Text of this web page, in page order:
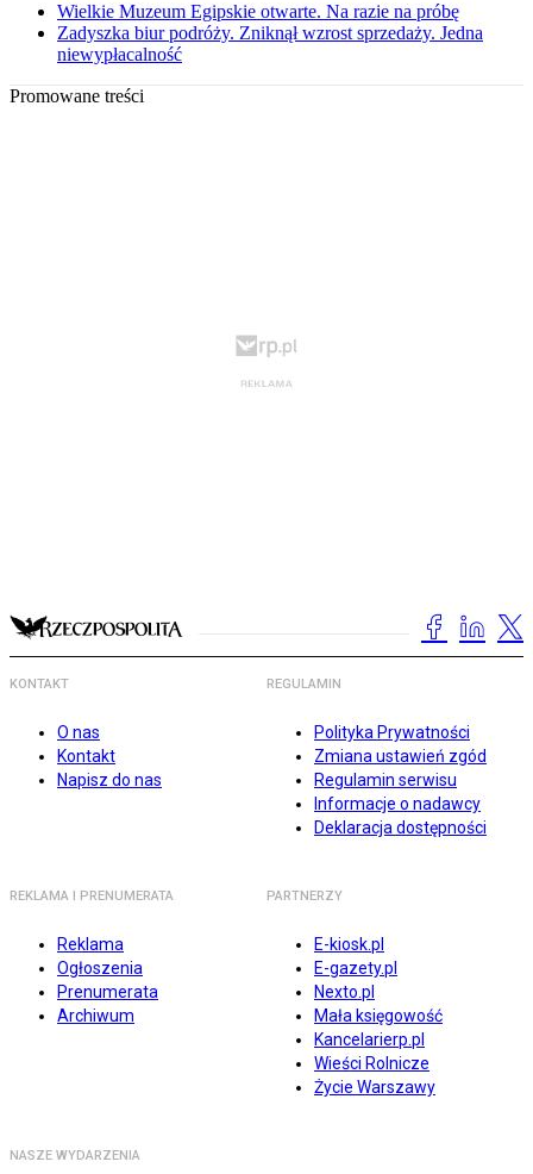
Wielkie Muzeum Egipskie otwarte. Na razie na próbę
Zadyszka biur podróży. Zniknął wzrost sprzedaży. Jedna
niewypłacalność
Promowane treści
KONTAKT
O nas
Kontakt
Napisz do nas
REGULAMIN
Polityka Prywatności
Zmiana ustawień zgód
Regulamin serwisu
Informacje o nadawcy
Deklaracja dostępności
REKLAMA I PRENUMERATA
Reklama
Ogłoszenia
Prenumerata
Archiwum
PARTNERZY
E-kiosk.pl
E-gazety.pl
Nexto.pl
Mała księgowość
Kancelarierp.pl
Wieści Rolnicze
Życie Warszawy
NASZE WYDARZENIA